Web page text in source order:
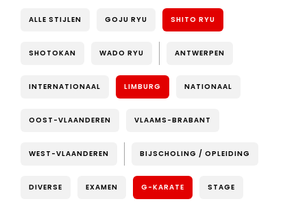
ALLE STIJLEN GOJU RYU SHITO RYU
SHOTOKAN WADO RYU ANTWERPEN
INTERNATIONAAL LIMBURG NATIONAAL
OOST-VLAANDEREN VLAAMS-BRABANT
WEST-VLAANDEREN BIJSCHOLING / OPLEIDING
DIVERSE EXAMEN G-KARATE STAGE